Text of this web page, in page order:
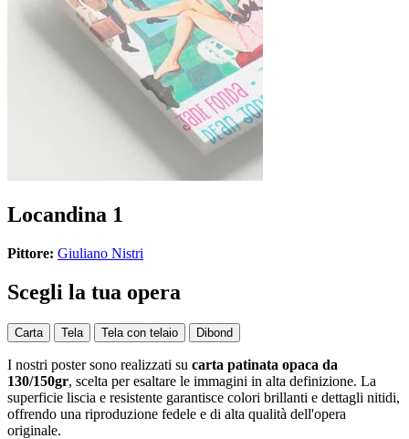
Locandina 1
Pittore: Giuliano Nistri
Scegli la tua opera
Carta Tela Tela con telaio Dibond
I nostri poster sono realizzati su carta patinata opaca da
130/150gr, scelta per esaltare le immagini in alta definizione. La
superficie liscia e resistente garantisce colori brillanti e dettagli nitidi,
offrendo una riproduzione fedele e di alta qualità dell'opera
originale.